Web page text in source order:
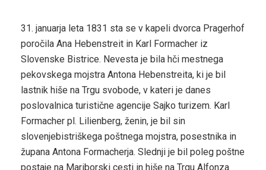
31. januarja leta 1831 sta se v kapeli dvorca Pragerhof
poročila Ana Hebenstreit in Karl Formacher iz
Slovenske Bistrice. Nevesta je bila hči mestnega
pekovskega mojstra Antona Hebenstreita, ki je bil
lastnik hiše na Trgu svobode, v kateri je danes
poslovalnica turistične agencije Sajko turizem. Karl
Formacher pl. Lilienberg, ženin, je bil sin
slovenjebistriškega poštnega mojstra, posestnika in
župana Antona Formacherja. Slednji je bil poleg poštne
postaje na Mariborski cesti in hiše na Trgu Alfonza